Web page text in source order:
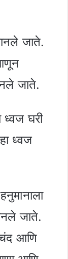
जाते.
जाते.
ध्वज घरी
ध्वज
जाते.
आणि